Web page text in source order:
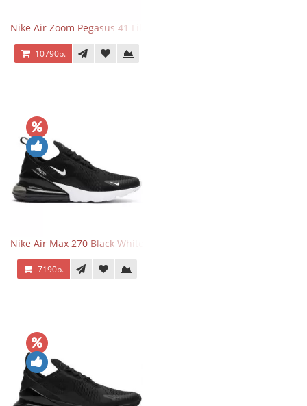
Nike Air Zoom Pegasus 41 Lilac Bloom
10790р.
Nike Air Max 270 Black White
7190р.